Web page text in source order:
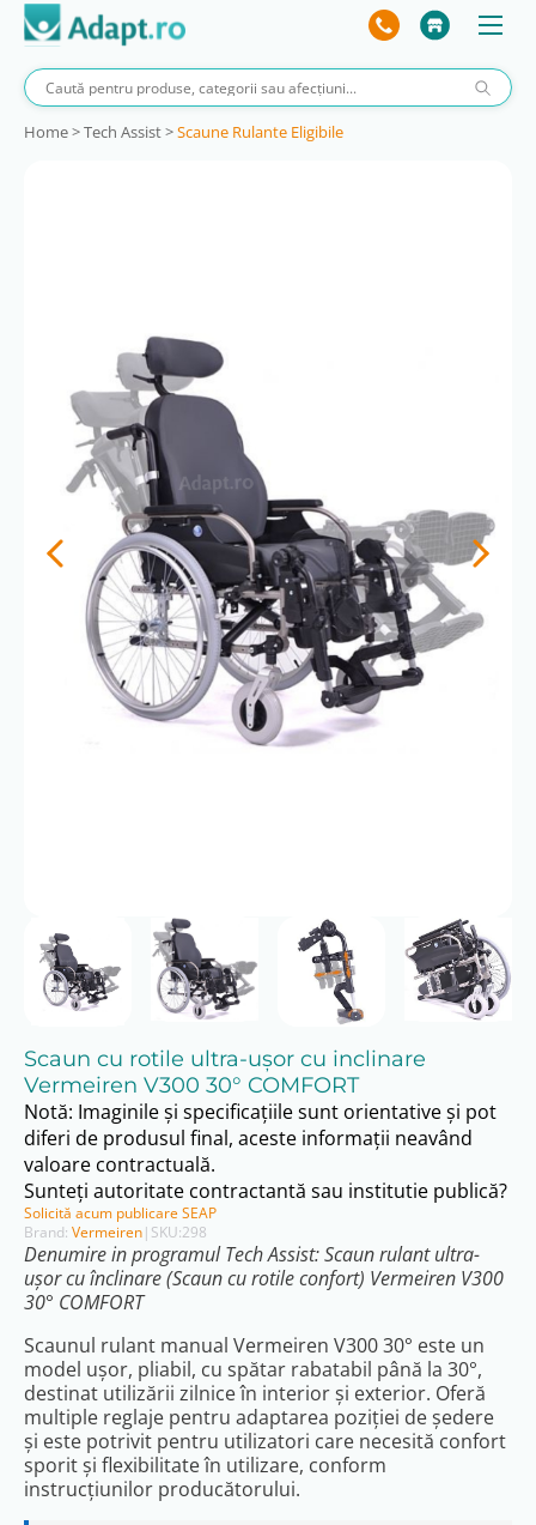
Home>Tech Assist>Scaune Rulante Eligibile
Brand: Vermeiren| SKU:298
Scaun cu rotile ultra-ușor cu inclinare
Vermeiren V300 30° COMFORT
Denumire in programul Tech Assist: Scaun rulant ultra-
ușor cu înclinare (Scaun cu rotile confort) Vermeiren V300
30° COMFORT
Scaunul rulant manual Vermeiren V300 30° este un
model ușor, pliabil, cu spătar rabatabil până la 30°,
destinat utilizării zilnice în interior și exterior. Oferă
multiple reglaje pentru adaptarea poziției de ședere
și este potrivit pentru utilizatori care necesită confort
sporit și flexibilitate în utilizare, conform
instrucțiunilor producătorului.
Notă: Imaginile și specificațiile sunt orientative și pot
diferi de produsul final, aceste informații neavând
valoare contractuală.
Sunteți autoritate contractantă sau institutie publică?
Solicită acum publicare SEAP